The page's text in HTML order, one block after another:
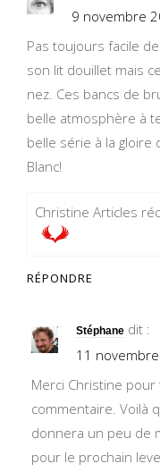
9 novembre
Pas toujours facile
son lit douillet mais
nez. Ces bancs de
belle atmosphère à
belle série à la gloire
Blanc!
Christine Articles
RÉPONDRE
Stéphane dit :
11
Merci Christine pour
commentaire. Voilà
donnera un peu de
pour le prochain